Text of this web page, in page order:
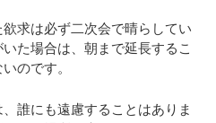
求は必ず二次会で晴らしてい
た場合は、朝まで延長するこ
のです。
誰にも遠慮することはありま